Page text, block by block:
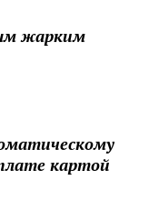
жарким
картой